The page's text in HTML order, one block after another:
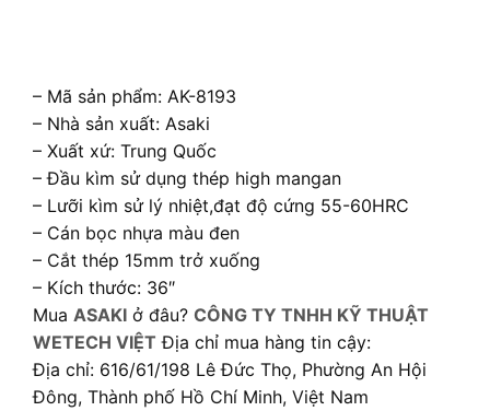
– Mã sản phẩm: AK-8193
– Nhà sản xuất: Asaki
– Xuất xứ: Trung Quốc
– Đầu kìm sử dụng thép high mangan
– Lưỡi kìm sử lý nhiệt,đạt độ cứng 55-60HRC
– Cán bọc nhựa màu đen
– Cắt thép 15mm trở xuống
– Kích thước: 36″
Mua ASAKI ở đâu? CÔNG TY TNHH KỸ THUẬT
WETECH VIỆT Địa chỉ mua hàng tin cậy:
Địa chỉ: 616/61/198 Lê Đức Thọ, Phường An Hội
Đông, Thành phố Hồ Chí Minh, Việt Nam